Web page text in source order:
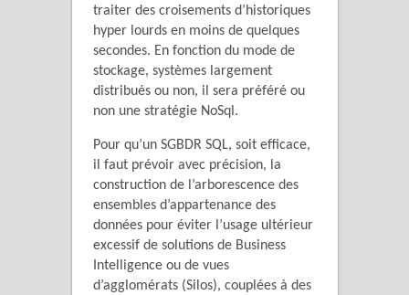
traiter des croisements d’historiques
hyper lourds en moins de quelques
secondes. En fonction du mode de
stockage, systèmes largement
distribués ou non, il sera préféré ou
non une stratégie NoSql.
Pour qu’un SGBDR SQL, soit efficace,
il faut prévoir avec précision, la
construction de l’arborescence des
ensembles d’appartenance des
données pour éviter l’usage ultérieur
excessif de solutions de Business
Intelligence ou de vues
d’agglomérats (Silos), couplées à des